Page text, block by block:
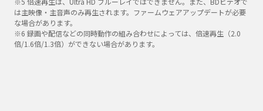
は主映像・主音声のみ再生されます。ファームウェアアップデートが必要
な場合があります。
※6 録画や配信などの同時動作の組み合わせによっては、倍速再生（2.0
倍/1.6倍/1.3倍）ができない場合があります。